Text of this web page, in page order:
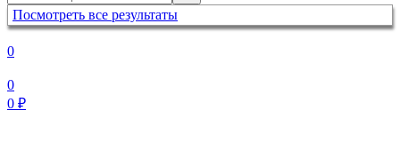
Посмотреть все результаты
0
0
0 ₽